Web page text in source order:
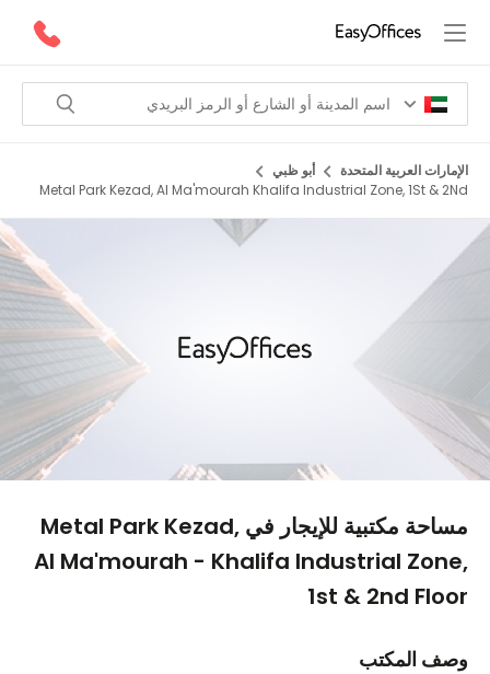
الإمارات العربية المتحدة
أبو ظبي
Metal Park Kezad, Al Ma'mourah Khalifa Industrial Zone, 1St & 2Nd
مساحة مكتبية للإيجار في Metal Park Kezad,
Al Ma'mourah - Khalifa Industrial Zone,
1st & 2nd Floor
وصف المكتب